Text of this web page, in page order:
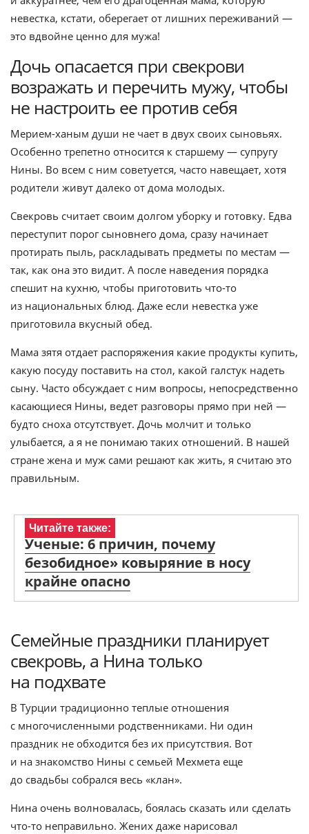
невестка, кстати, оберегает от лишних переживаний —
это вдвойне ценно для мужа!
Дочь опасается при свекрови
возражать и перечить мужу, чтобы
не настроить ее против себя
Мерием-ханым души не чает в двух своих сыновьях.
Особенно трепетно относится к старшему — супругу
Нины. Во всем с ним советуется, часто навещает, хотя
родители живут далеко от дома молодых.
Свекровь считает своим долгом уборку и готовку. Едва
переступит порог сыновнего дома, сразу начинает
протирать пыль, раскладывать предметы по местам —
так, как она это видит. А после наведения порядка
спешит на кухню, чтобы приготовить что-то
из национальных блюд. Даже если невестка уже
приготовила вкусный обед.
Мама зятя отдает распоряжения какие продукты купить,
какую посуду поставить на стол, какой галстук надеть
сыну. Часто обсуждает с ним вопросы, непосредственно
касающиеся Нины, ведет разговоры прямо при ней —
будто сноха отсутствует. Дочь молчит и только
улыбается, а я не понимаю таких отношений. В нашей
стране жена и муж сами решают как жить, я считаю это
правильным.
Читайте также:
Ученые: 6 причин, почему
безобидное» ковыряние в носу
крайне опасно
Семейные праздники планирует
свекровь, а Нина только
на подхвате
В Турции традиционно теплые отношения
с многочисленными родственниками. Ни один
праздник не обходится без их присутствия. Вот
и на знакомство Нины с семьей Мехмета еще
до свадьбы собрался весь «клан».
Нина очень волновалась, боялась сказать или сделать
что-то неправильно. Жених даже нарисовал